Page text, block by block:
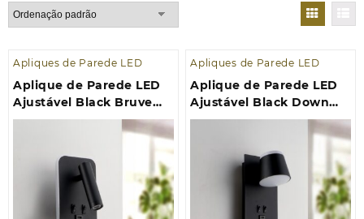
Apliques de Parede LED
Aplique de Parede LED
Ajustável Black Bruve
10W 4000K
Apliques de Parede LED
Aplique de Parede LED
Ajustável Black Down
17W 4000K